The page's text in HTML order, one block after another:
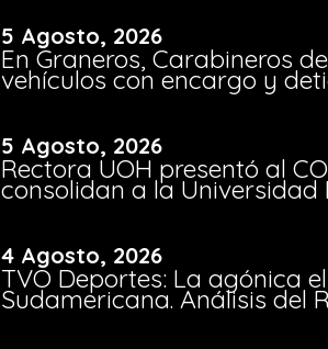
5 Agosto, 2026
En Graneros, Carabineros
vehículos con encargo y
5 Agosto, 2026
Rectora UOH presentó al
consolidan a la Universidad
4 Agosto, 2026
TVO Deportes: La agónica
Sudamericana. Análisis del